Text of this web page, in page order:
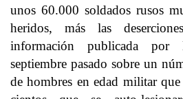
unos 60.000 soldados rusos
heridos, más las
información publicada
septiembre pasado sobre un
de hombres en edad militar